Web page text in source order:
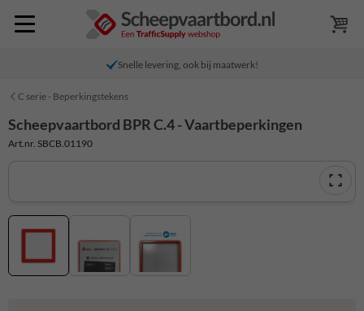
Snelle levering, ook bij maatwerk!
C serie - Beperkingstekens
Scheepvaartbord BPR C.4 - Vaartbeperkingen
Art.nr. SBCB.01190